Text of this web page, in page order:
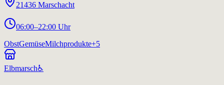
21436 Marschacht
06:00–22:00 Uhr
ObstGemüseMilchprodukte+5
Elbmarsch♿